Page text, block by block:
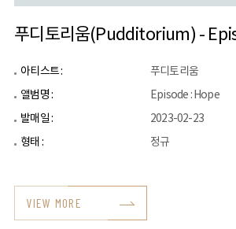
푸디토리움(Pudditorium) -
아티스트 :
푸디토리움
앨범명 :
Episode : Hope
발매일 :
2023-02-23
형태 :
정규
VIEW MORE